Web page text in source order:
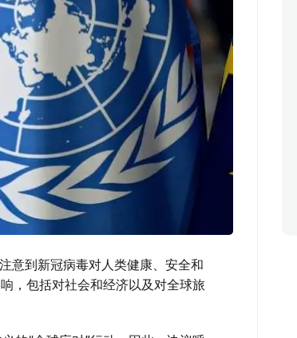
意到新冠病毒对人类健康、安全和
，包括对社会和经济以及对全球旅